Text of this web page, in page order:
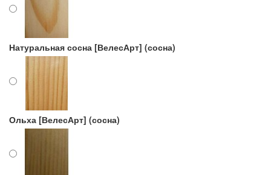
Натуральная сосна [ВелесАрт] (сосна)
Ольха [ВелесАрт] (сосна)